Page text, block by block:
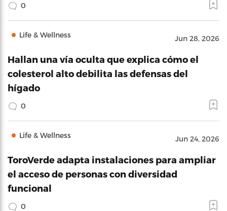
0
Life & Wellness Jun 28, 2026
Hallan una vía oculta que explica cómo el
colesterol alto debilita las defensas del
hígado
0
Life & Wellness Jun 24, 2026
ToroVerde adapta instalaciones para ampliar
el acceso de personas con diversidad
funcional
0